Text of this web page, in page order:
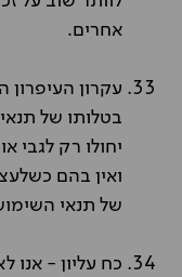
אחרים.
עקרון העיפרון
בטלותו של
יחולו רק לגבי
ואין בהם
של תנאי
כח עליון - אנו